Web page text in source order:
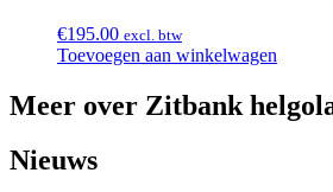
€195.00 excl. btw
Toevoegen aan winkelwagen
Meer over Zitbank
Nieuws